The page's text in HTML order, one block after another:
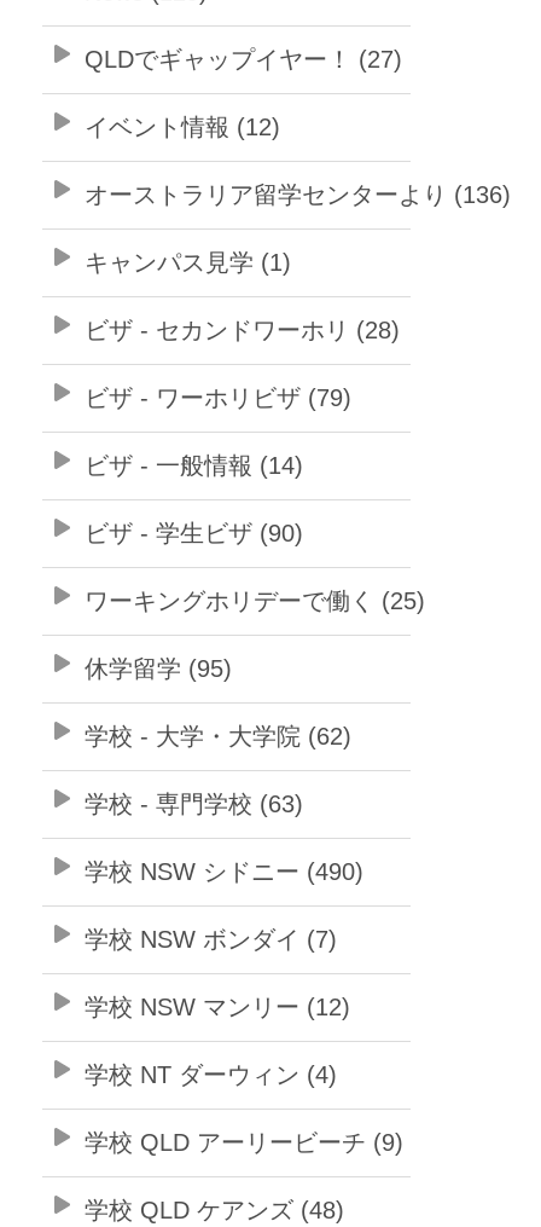
QLDでギャップイヤー！ (27)
イベント情報 (12)
オーストラリア留学センターより (136)
キャンパス見学 (1)
ビザ - セカンドワーホリ (28)
ビザ - ワーホリビザ (79)
ビザ - 一般情報 (14)
ビザ - 学生ビザ (90)
ワーキングホリデーで働く (25)
休学留学 (95)
学校 - 大学・大学院 (62)
学校 - 専門学校 (63)
学校 NSW シドニー (490)
学校 NSW ボンダイ (7)
学校 NSW マンリー (12)
学校 NT ダーウィン (4)
学校 QLD アーリービーチ (9)
学校 QLD ケアンズ (48)